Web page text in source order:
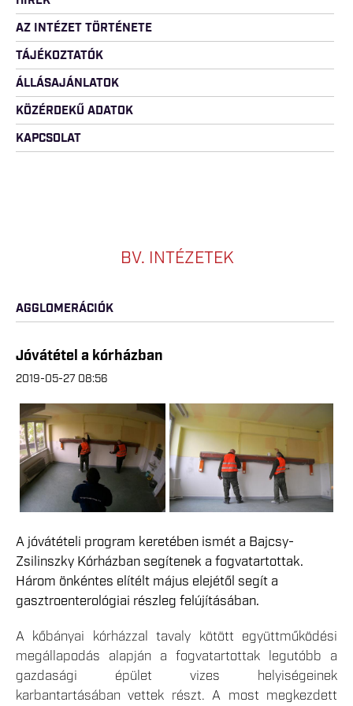
AZ INTÉZET TÖRTÉNETE
TÁJÉKOZTATÓK
ÁLLÁSAJÁNLATOK
KÖZÉRDEKŰ ADATOK
KAPCSOLAT
BV. INTÉZETEK
AGGLOMERÁCIÓK
Jóvátétel a kórházban
2019-05-27 08:56
A jóvátételi program keretében ismét a Bajcsy-
Zsilinszky Kórházban segítenek a fogvatartottak.
Három önkéntes elítélt május elejétől segít a
gasztroenterológiai részleg felújításában.
A kőbányai kórházzal tavaly kötött együttműködési
megállapodás alapján a fogvatartottak legutóbb a
gazdasági épület vizes helyiségeinek
karbantartásában vettek részt. A most megkezdett